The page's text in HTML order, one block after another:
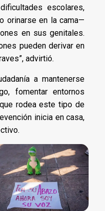
escolares,
orinarse en la cama—
en sus genitales.
pueden derivar en
advirtió.
a mantenerse
fomentar entornos
rodea este tipo de
inicia en casa,